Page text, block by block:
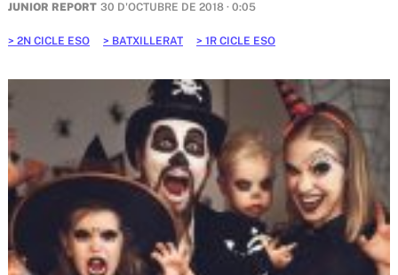
JUNIOR REPORT 30 D'OCTUBRE DE 2018 · 0:05
2N CICLE ESO BATXILLERAT 1R CICLE ESO